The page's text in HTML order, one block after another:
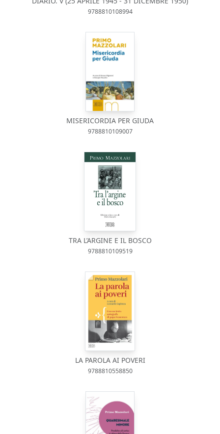
9788810108994
MISERICORDIA PER GIUDA
9788810109007
TRA L’ARGINE E IL BOSCO
9788810109519
LA PAROLA AI POVERI
9788810558850